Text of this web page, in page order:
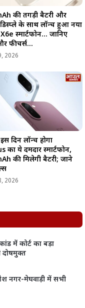
की तगड़ी बैटरी और
के साथ लॉन्च हुआ नया
स्मार्टफोन… जानिए
फीचर्स…
2026
दिन लॉन्च होगा
का ये दमदार स्मार्टफोन,
की मिलेगी बैटरी; जाने
2026
में कोर्ट का बड़ा
दोषमुक्त
नगर-मेघवाड़ी में सभी